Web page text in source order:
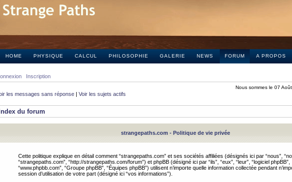
HOME PHYSIQUE CALCUL PHILOSOPHIE GALERIE NEWS FORUM A PROPOS
Inscription
Nous sommes le 07
les messages sans réponse | Voir les sujets actifs
Index du forum
strangepaths.com - Politique de vie privée
Cette politique explique en détail comment “strangepaths.com” et ses sociétés affiliées (désignés ici par “nous”,
“strangepaths.com”, “http://strangepaths.com/forum”) et phpBB (désigné ici par “ils”, “eux”, “leur”, “logiciel phpBB”,
“www.phpbb.com”, “Groupe phpBB”, “Équipes phpBB”) utilisent n’importe quelle information collectée pendant
session d’utilisation de votre part (désigné ici “vos informations”).